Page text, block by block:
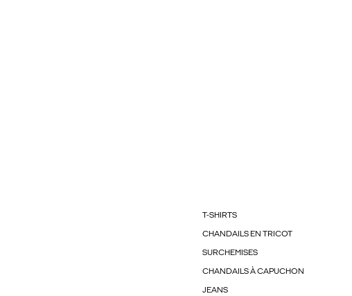
T-SHIRTS
CHANDAILS EN TRICOT
SURCHEMISES
CHANDAILS À CAPUCHON
JEANS